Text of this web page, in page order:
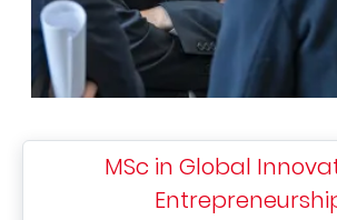
MSc in Global